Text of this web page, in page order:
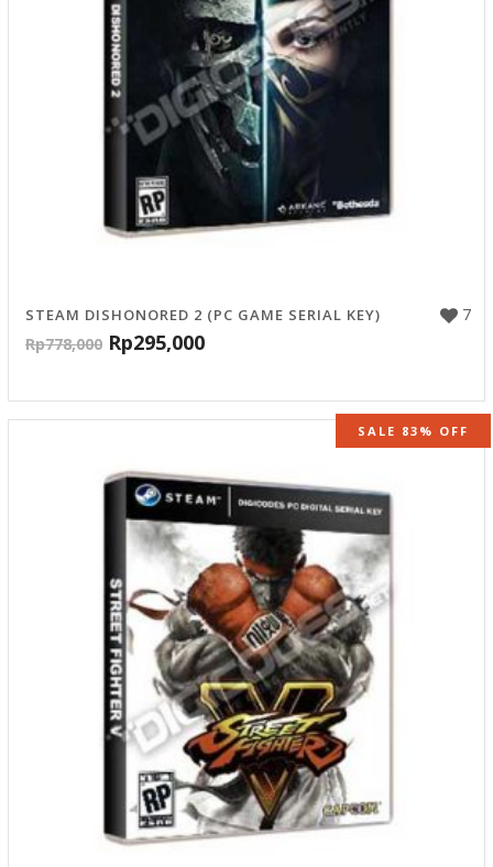
7
STEAM DISHONORED 2 (PC GAME SERIAL KEY)
Rp778,000 Rp295,000
SALE 83% OFF